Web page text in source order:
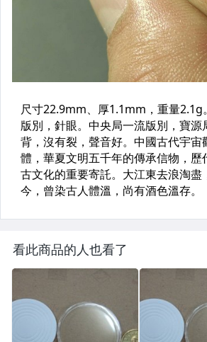
看此商品的人也看了